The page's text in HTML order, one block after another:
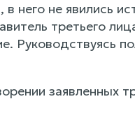
него не явились
третьего
Руководствуясь
заявленных